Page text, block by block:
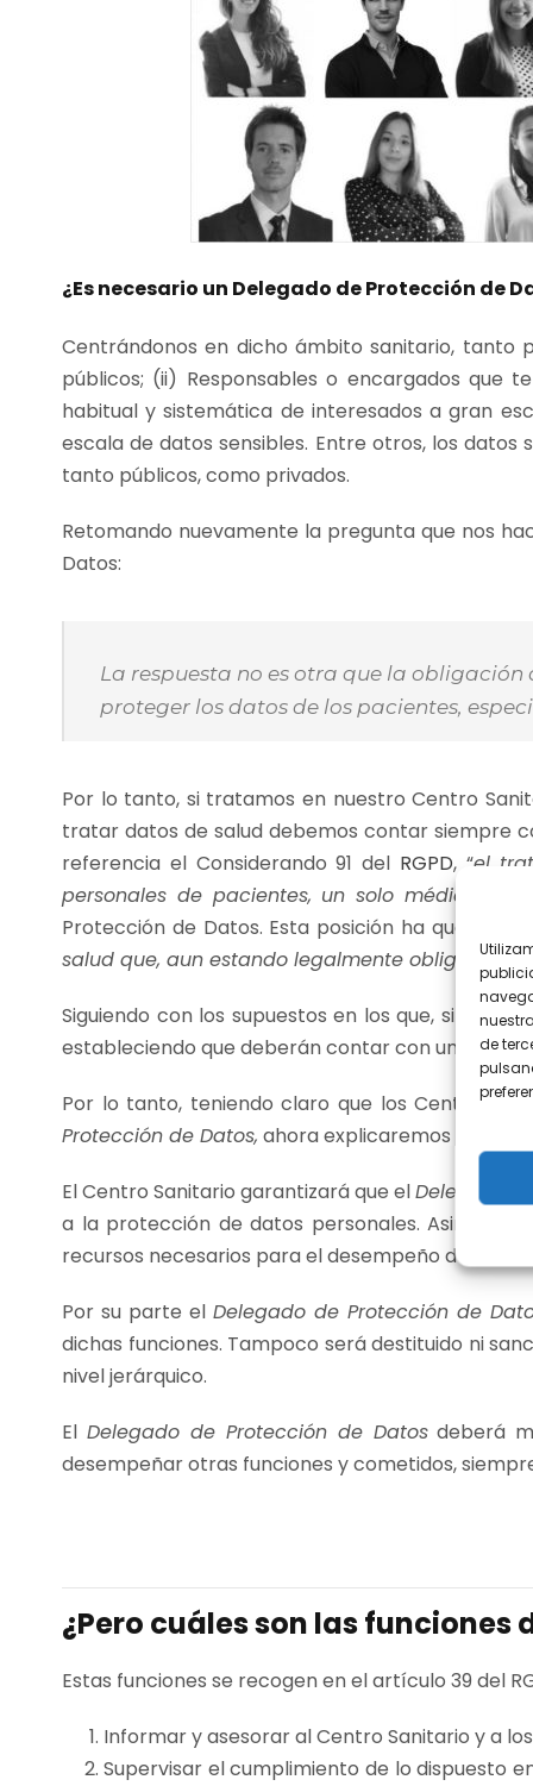
de
¿Es necesario un Delegado de Protección de
Centrándonos en dicho ámbito sanitario, tanto
públicos; (ii) Responsables o encargados que
habitual y sistemática de interesados a gran
escala de datos sensibles. Entre otros, los
tanto públicos, como privados.
Retomando nuevamente la pregunta que nos
Datos:
La respuesta no es otra que la
proteger los datos de los pacientes,
Por lo tanto, si tratamos en nuestro Centro
tratar datos de salud debemos contar siempre
referencia el Considerando 91 del RGPD, “el
personales de pacientes, un solo médico,
Protección de Datos. Esta posición ha quedado
salud que, aun estando legalmente obligados
Siguiendo con los supuestos en los que, si es
estableciendo que deberán contar con un DPD,
Por lo tanto, teniendo claro que los Centros
Protección de Datos, ahora explicaremos qué
El Centro Sanitario garantizará que elDelegado
a la protección de datos personales.
recursos necesarios para el desempeño de las
Por su parte el Delegado de Protección de
dichas funciones. Tampoco será destituido ni
nivel jerárquico.
El Delegado de Protección de Datosdeberá
desempeñar otras funciones y cometidos,
¿Pero cuáles son las funciones
Estas funciones se recogen en el artículo 39 del
Informar y asesorar al Centro Sanitario y a
Supervisar el cumplimiento de lo dispuesto